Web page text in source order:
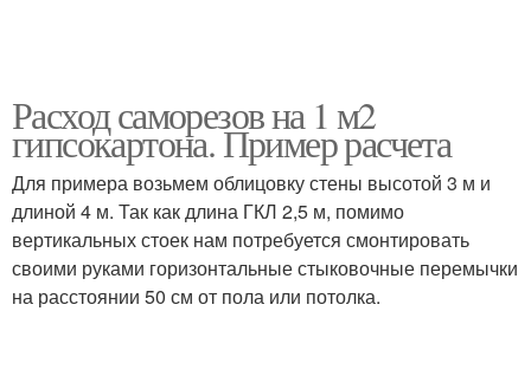
Расход саморезов на 1 м2
гипсокартона. Пример расчета
Для примера возьмем облицовку стены высотой 3 м и
длиной 4 м. Так как длина ГКЛ 2,5 м, помимо
вертикальных стоек нам потребуется смонтировать
своими руками горизонтальные стыковочные перемычки
на расстоянии 50 см от пола или потолка.